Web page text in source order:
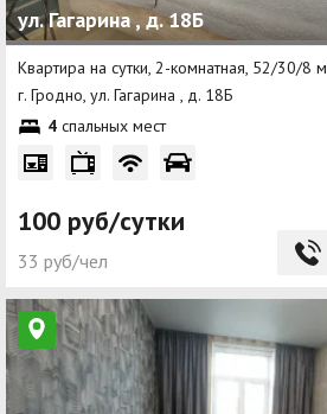
ул. Гагарина , д. 18Б
Квартира на сутки, 2-комнатная, 52/30/8 м
г. Гродно, ул. Гагарина , д. 18Б
4 спальных мест
100 руб/сутки
33 руб/чел